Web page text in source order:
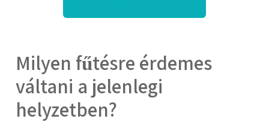
Milyen fűtésre érdemes
váltani a jelenlegi
helyzetben?